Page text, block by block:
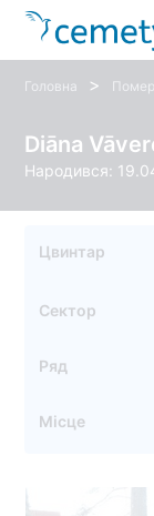
Головна >
Diāna
Народився:
Цвинтар
Сектор
Ряд
Місце